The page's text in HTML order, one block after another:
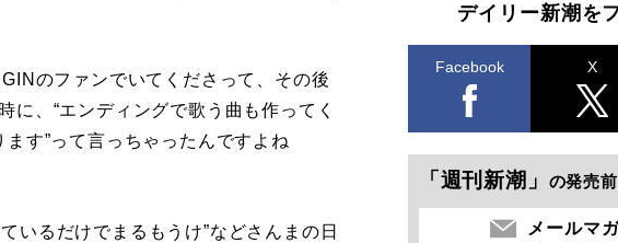
のファンでいてくださって、その後
に、“エンディングで歌う曲も作ってく
す”って言っちゃったんですよね
いるだけでまるもうけ”などさんまの日
デイリー新潮を
Facebook X
「週刊新潮」 の発売
メールマ